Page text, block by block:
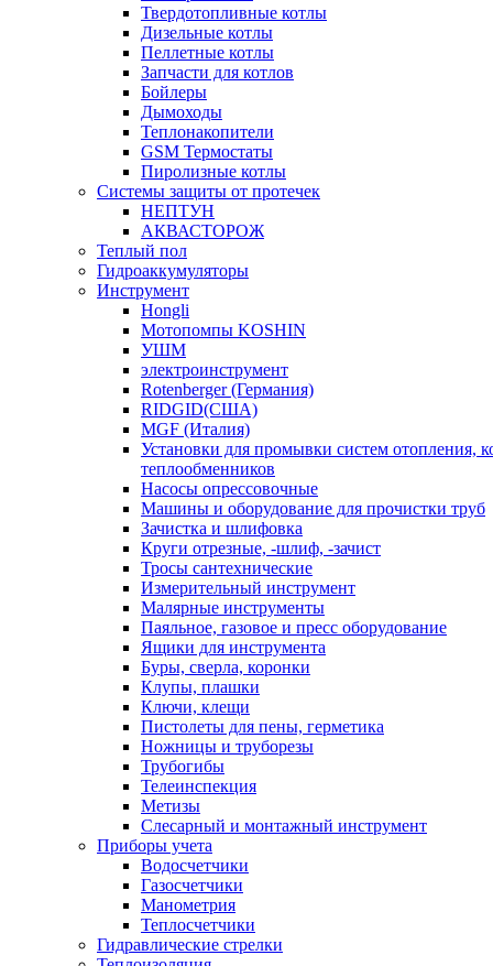
Твердотопливные котлы
Дизельные котлы
Пеллетные котлы
Запчасти для котлов
Бойлеры
Дымоходы
Теплонакопители
GSM Термостаты
Пиролизные котлы
Системы защиты от протечек
НЕПТУН
АКВАСТОРОЖ
Теплый пол
Гидроаккумуляторы
Инструмент
Hongli
Мотопомпы KOSHIN
УШМ
электроинструмент
Rotenberger (Германия)
RIDGID(США)
MGF (Италия)
Установки для промывки систем отопления,
теплообменников
Насосы опрессовочные
Машины и оборудование для прочистки труб
Зачистка и шлифовка
Круги отрезные, -шлиф, -зачист
Тросы сантехнические
Измерительный инструмент
Малярные инструменты
Паяльное, газовое и пресс оборудование
Ящики для инструмента
Буры, сверла, коронки
Клупы, плашки
Ключи, клещи
Пистолеты для пены, герметика
Ножницы и труборезы
Трубогибы
Телеинспекция
Метизы
Слесарный и монтажный инструмент
Приборы учета
Водосчетчики
Газосчетчики
Манометрия
Теплосчетчики
Гидравлические стрелки